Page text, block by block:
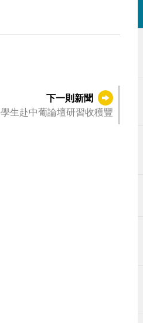
下一則新聞
生赴中葡論壇研習收穫豐